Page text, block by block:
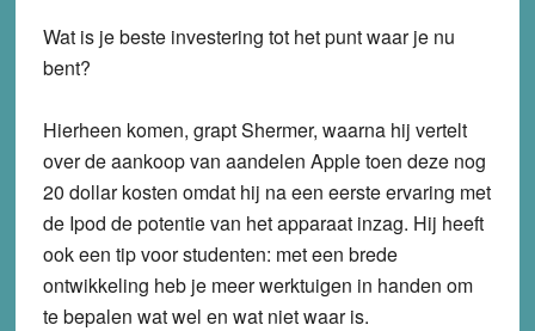
Wat is je beste investering tot het punt waar je nu
bent?
Hierheen komen, grapt Shermer, waarna hij vertelt
over de aankoop van aandelen Apple toen deze nog
20 dollar kosten omdat hij na een eerste ervaring met
de Ipod de potentie van het apparaat inzag. Hij heeft
ook een tip voor studenten: met een brede
ontwikkeling heb je meer werktuigen in handen om
te bepalen wat wel en wat niet waar is.